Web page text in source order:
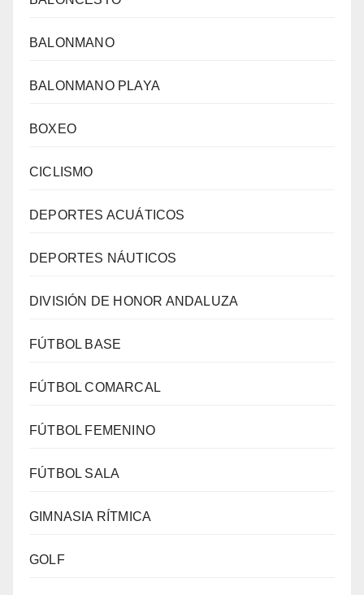
BALONMANO
BALONMANO PLAYA
BOXEO
CICLISMO
DEPORTES ACUÁTICOS
DEPORTES NÁUTICOS
DIVISIÓN DE HONOR ANDALUZA
FÚTBOL BASE
FÚTBOL COMARCAL
FÚTBOL FEMENINO
FÚTBOL SALA
GIMNASIA RÍTMICA
GOLF